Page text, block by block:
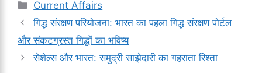
Categories
Current Affairs
गिद्ध संरक्षण परियोजना: भारत का पहला गिद्ध संरक्षण पोर्टल
और संकटग्रस्त गिद्धों का भविष्य
सेशेल्स और भारत: समुद्री साझेदारी का गहराता रिश्ता